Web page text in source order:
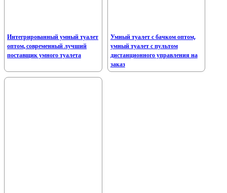
Интегрированный умный туалет
оптом, современный лучший
поставщик умного туалета
Умный туалет с бачком оптом,
умный туалет с пультом
дистанционного управления на
заказ